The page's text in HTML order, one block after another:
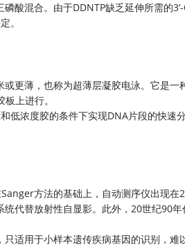
酸混合。由于DDNTP缺乏延伸所需的
。
更薄，也称为超薄层凝胶电泳。它是一
上进行。
低浓度胶的条件下实现DNA片段的快速
方法的基础上，自动测序仪出现在
代替放射性自显影。此外，20世纪90
适用于小样本遗传疾病基因的识别，难